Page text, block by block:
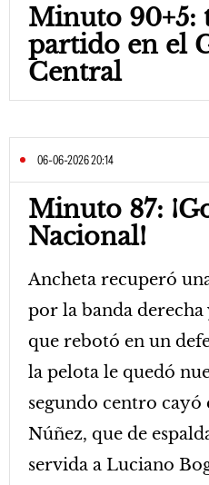
Minuto 90+5:
partido en el
Central
06-06-2026 20:14
Minuto 87:
Nacional!
Ancheta recuperó
por la banda
que rebotó en un
la pelota le quedó
segundo centro cayó
Núñez, que de
servida a Luciano